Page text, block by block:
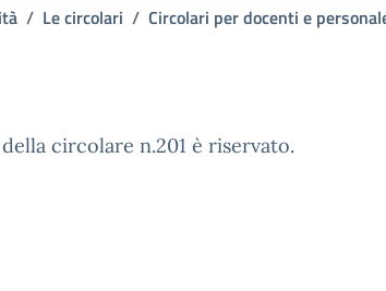
Le circolari Circolari per docenti e
circolare n.201 è riservato.